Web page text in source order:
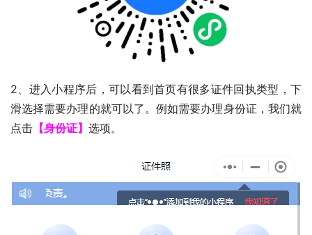
2、进入小程序后，可以看到首页有很多证件回执类型，下
滑选择需要办理的就可以了。例如需要办理身份证，我们就
点击 【身份证】 选项。